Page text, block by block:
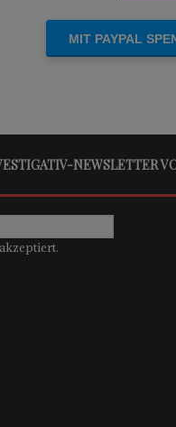
NEWSLETTER